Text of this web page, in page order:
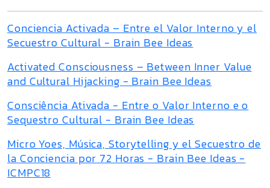
Conciencia Activada – Entre el Valor Interno y el
Secuestro Cultural - Brain Bee Ideas
Activated Consciousness – Between Inner Value
and Cultural Hijacking - Brain Bee Ideas
Consciência Ativada - Entre o Valor Interno e o
Sequestro Cultural - Brain Bee Ideas
Micro Yoes, Música, Storytelling y el Secuestro de
la Conciencia por 72 Horas - Brain Bee Ideas -
ICMPC18